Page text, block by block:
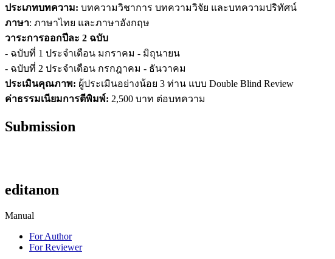
ประเภทบทความ: บทความวิชาการ บทความวิจัย และบทความปริทัศน์
ภาษา: ภาษาไทย และภาษาอังกฤษ
วาระการออกปีละ 2 ฉบับ
- ฉบับที่ 1 ประจำเดือน มกราคม - มิถุนายน
- ฉบับที่ 2 ประจำเดือน กรกฎาคม - ธันวาคม
ประเมินคุณภาพ: ผู้ประเมินอย่างน้อย 3 ท่าน แบบ Double Blind Review
ค่าธรรมเนียมการตีพิมพ์: 2,500 บาท ต่อบทความ
Submission
editanon
Manual
For Author
For Reviewer